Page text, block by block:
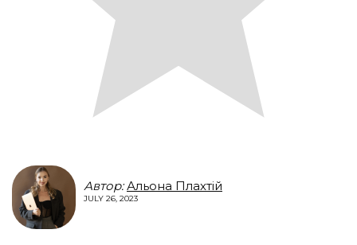
Автор: Альона Плахтій
JULY 26, 2023